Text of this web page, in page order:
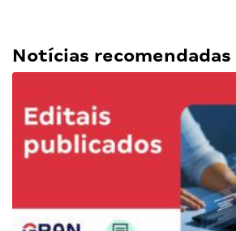
Notícias recomendadas